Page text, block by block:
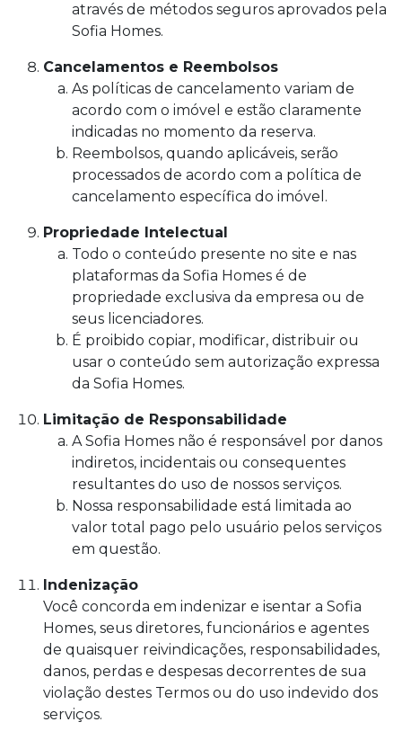
através de métodos seguros aprovados pela
Sofia Homes.
Cancelamentos e Reembolsos
As políticas de cancelamento variam de
acordo com o imóvel e estão claramente
indicadas no momento da reserva.
Reembolsos, quando aplicáveis, serão
processados de acordo com a política de
cancelamento específica do imóvel.
Propriedade Intelectual
Todo o conteúdo presente no site e nas
plataformas da Sofia Homes é de
propriedade exclusiva da empresa ou de
seus licenciadores.
É proibido copiar, modificar, distribuir ou
usar o conteúdo sem autorização expressa
da Sofia Homes.
Limitação de Responsabilidade
A Sofia Homes não é responsável por danos
indiretos, incidentais ou consequentes
resultantes do uso de nossos serviços.
Nossa responsabilidade está limitada ao
valor total pago pelo usuário pelos serviços
em questão.
Indenização
Você concorda em indenizar e isentar a Sofia
Homes, seus diretores, funcionários e agentes
de quaisquer reivindicações, responsabilidades,
danos, perdas e despesas decorrentes de sua
violação destes Termos ou do uso indevido dos
serviços.